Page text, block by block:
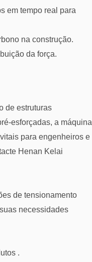
em tempo real para
na construção.
da força.
de estruturas
esforçadas, a máquina
para engenheiros e
Henan Kelai
de tensionamento
necessidades
.